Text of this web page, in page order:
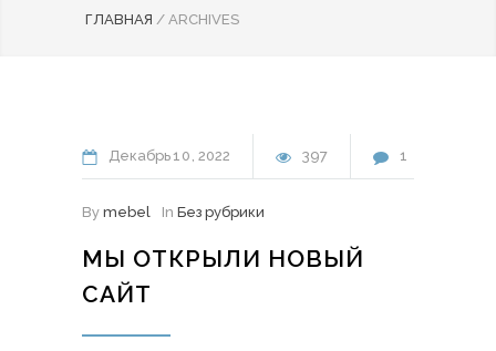
ГЛАВНАЯ / ARCHIVES
Декабрь10 2022 397 1
By mebel In Без рубрики
МЫ ОТКРЫЛИ НОВЫЙ
САЙТ